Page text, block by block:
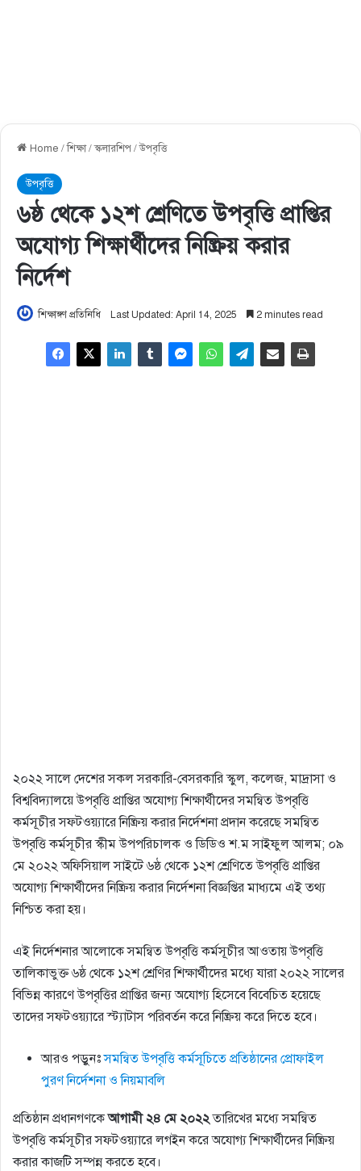
Home /শিক্ষা/স্কলারশিপ/উপবৃত্তি
উপবৃত্তি
৬ষ্ঠ থেকে ১২শ শ্রেণিতে উপবৃত্তি প্রাপ্তির
অযোগ্য শিক্ষার্থীদের নিষ্ক্রিয় করার
নির্দেশ
শিক্ষাঙ্গণ প্রতিনিধি Last Updated: April 14, 2025 2 minutes read
২০২২ সালে দেশের সকল সরকারি-বেসরকারি স্কুল, কলেজ, মাদ্রাসা ও
বিশ্ববিদ্যালয়ে উপবৃত্তি প্রাপ্তির অযোগ্য শিক্ষার্থীদের সমন্বিত উপবৃত্তি
কর্মসূচীর সফটওয়্যারে নিষ্ক্রিয় করার নির্দেশনা প্রদান করেছে সমন্বিত
উপবৃত্তি কর্মসূচীর স্কীম উপপরিচালক ও ডিডিও শ.ম সাইফুল আলম; ০৯
মে ২০২২ অফিসিয়াল সাইটে ৬ষ্ঠ থেকে ১২শ শ্রেণিতে উপবৃত্তি প্রাপ্তির
অযোগ্য শিক্ষার্থীদের নিষ্ক্রিয় করার নির্দেশনা বিজ্ঞপ্তির মাধ্যমে এই তথ্য
নিশ্চিত করা হয়।
এই নির্দেশনার আলোকে সমন্বিত উপবৃত্তি কর্মসূচীর আওতায় উপবৃত্তি
তালিকাভুক্ত ৬ষ্ঠ থেকে ১২শ শ্রেণির শিক্ষার্থীদের মধ্যে যারা ২০২২ সালের
বিভিন্ন কারণে উপবৃত্তির প্রাপ্তির জন্য অযোগ্য হিসেবে বিবেচিত হয়েছে
তাদের সফটওয়্যারে স্ট্যাটাস পরিবর্তন করে নিষ্ক্রিয় করে দিতে হবে।
আরও পড়ুনঃসমন্বিত উপবৃত্তি কর্মসূচিতে প্রতিষ্ঠানের প্রোফাইল
পুরণ নির্দেশনা ও নিয়মাবলি
প্রতিষ্ঠান প্রধানগণকেআগামী ২৪ মে ২০২২তারিখের মধ্যে সমন্বিত
উপবৃত্তি কর্মসূচীর সফটওয়্যারে লগইন করে অযোগ্য শিক্ষার্থীদের নিষ্ক্রিয়
করার কাজটি সম্পন্ন করতে হবে।